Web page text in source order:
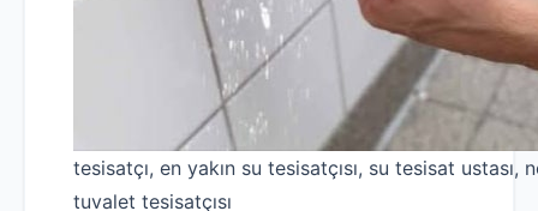
tesisatçı, en yakın su tesisatçısı, su tesisat
tuvalet tesisatçısı